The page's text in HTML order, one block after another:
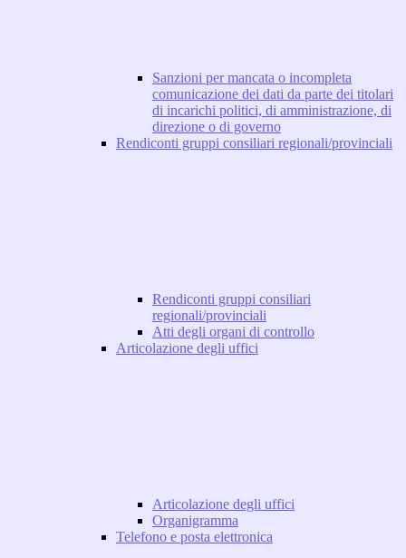
Sanzioni per mancata o incompleta
comunicazione dei dati da parte dei titolari
di incarichi politici, di amministrazione, di
direzione o di governo
Rendiconti gruppi consiliari regionali/provinciali
Rendiconti gruppi consiliari
regionali/provinciali
Atti degli organi di controllo
Articolazione degli uffici
Articolazione degli uffici
Organigramma
Telefono e posta elettronica